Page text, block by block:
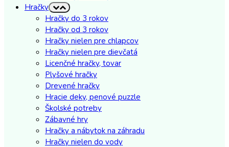
Hračky
Hračky do 3 rokov
Hračky od 3 rokov
Hračky nielen pre chlapcov
Hračky nielen pre dievčatá
Licenčné hračky, tovar
Plyšové hračky
Drevené hračky
Hracie deky, penové puzzle
Školské potreby
Zábavné hry
Hračky a nábytok na záhradu
Hračky nielen do vody